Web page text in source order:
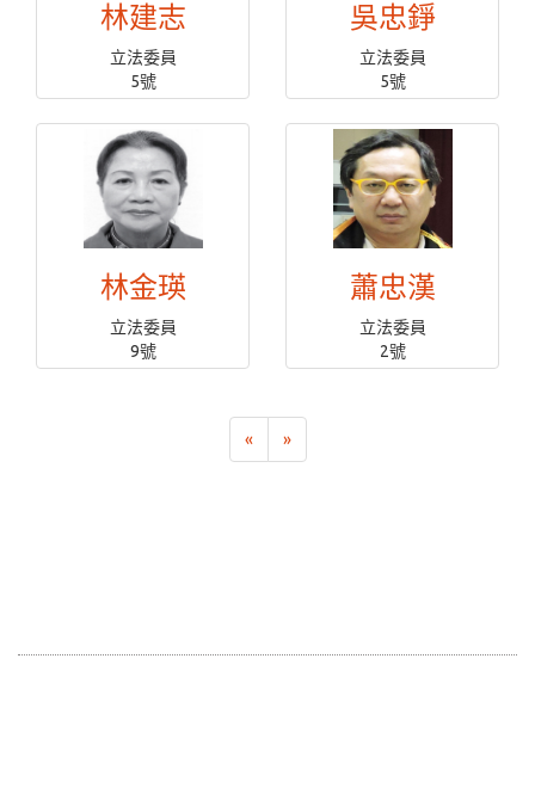
林建志
立法委員
5號
吳忠錚
立法委員
5號
林金瑛
立法委員
9號
蕭忠漢
立法委員
2號
« »